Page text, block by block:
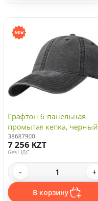
Графтон 6-панельная
промытая кепка, черный
38687900
7 256 KZT
без НДС
- +
В корзину